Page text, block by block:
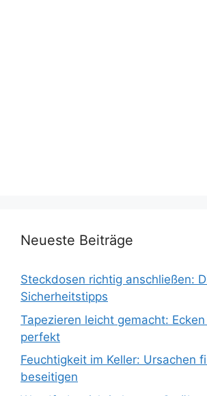
Neueste Beiträge
Steckdosen richtig anschließen:
Sicherheitstipps
Tapezieren leicht gemacht:
perfekt
Feuchtigkeit im Keller: Ursachen
beseitigen